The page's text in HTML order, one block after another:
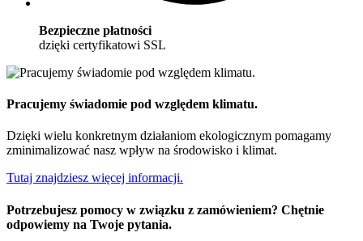
Bezpieczne płatności
dzięki certyfikatowi SSL
Pracujemy świadomie pod względem klimatu.
Dzięki wielu konkretnym działaniom ekologicznym pomagamy
zminimalizować nasz wpływ na środowisko i klimat.
Tutaj znajdziesz więcej informacji.
Potrzebujesz pomocy w związku z zamówieniem? Chętnie
odpowiemy na Twoje pytania.